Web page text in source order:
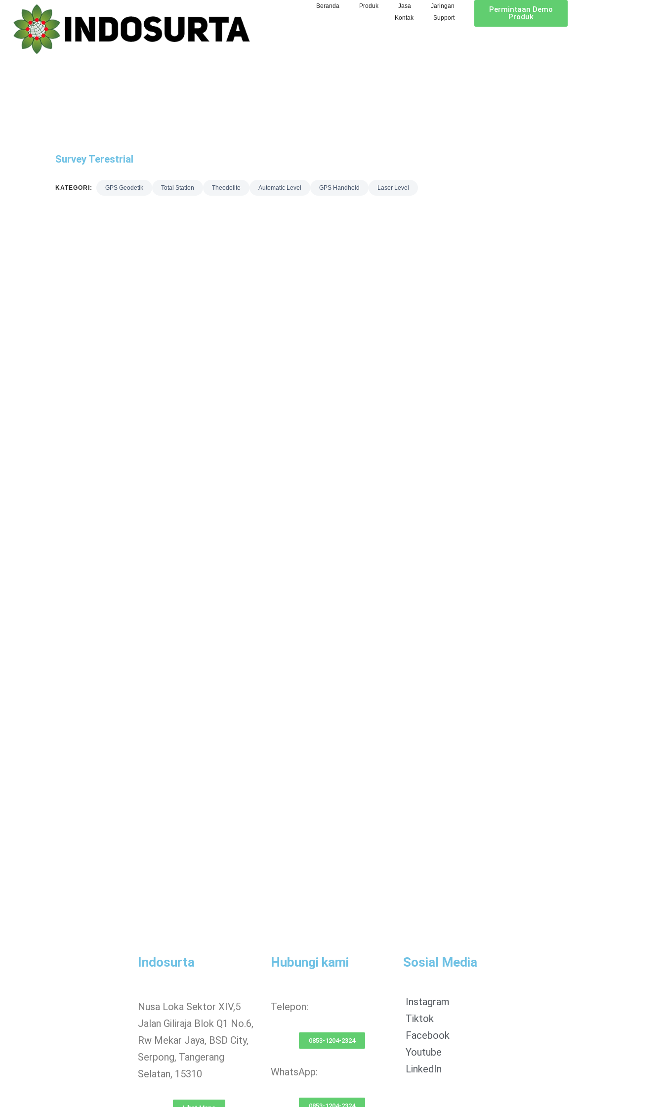
Beranda Produk Jasa
Jaringan
Kontak
Support
Permintaan Demo
Produk
Survey Terestrial
KATEGORI: GPS Geodetik Total Station Theodolite Automatic Level GPS Handheld Laser Level
Indosurta
Nusa Loka Sektor XIV,5
Jalan Giliraja Blok Q1 No.6,
Rw Mekar Jaya, BSD City,
Serpong, Tangerang
Selatan, 15310
Hubungi kami
Telepon:
0853-1204-2324
WhatsApp:
Sosial Media
Instagram
Tiktok
Facebook
Youtube
LinkedIn